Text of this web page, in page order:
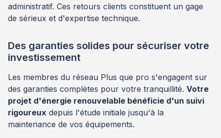
administratif. Ces retours clients constituent un gage
de sérieux et d'expertise technique.
Des garanties solides pour sécuriser votre
investissement
Les membres du réseau Plus que pro s'engagent sur
des garanties complètes pour votre tranquillité. Votre
projet d'énergie renouvelable bénéficie d'un suivi
rigoureux depuis l'étude initiale jusqu'à la
maintenance de vos équipements.